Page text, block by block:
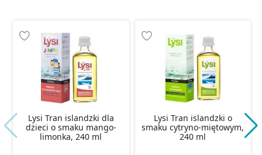
Lysi Tran islandzki dla
dzieci o smaku mango-
limonka, 240 ml
Lysi Tran islandzki o
smaku cytryno-miętowym,
240 ml